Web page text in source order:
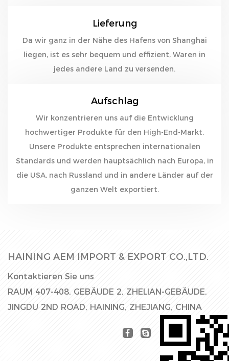
Lieferung
Da wir ganz in der Nähe des Hafens von Shanghai
liegen, ist es sehr bequem und effizient, Waren in
jedes andere Land zu versenden.
Aufschlag
Wir konzentrieren uns auf die Entwicklung
hochwertiger Produkte für den High-End-Markt.
Unsere Produkte entsprechen internationalen
Standards und werden hauptsächlich nach Europa, in
die USA, nach Russland und in andere Länder auf der
ganzen Welt exportiert.
HAINING AEM IMPORT & EXPORT CO.,LTD.
Kontaktieren Sie uns
RAUM 407-408, GEBÄUDE 2, ZHELIAN-GEBÄUDE,
JINGDU 2ND ROAD, HAINING, ZHEJIANG, CHINA